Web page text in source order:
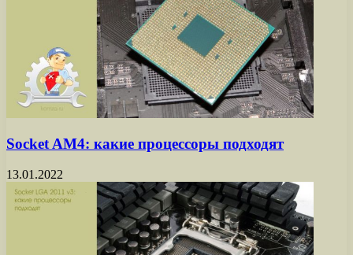
Socket AM4: какие процессоры подходят
13.01.2022